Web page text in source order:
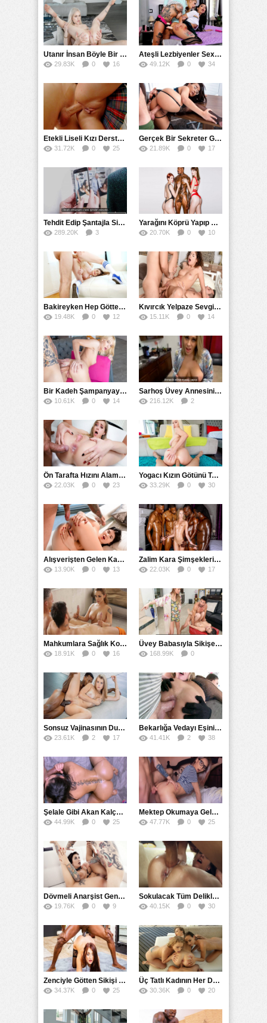
Utanır İnsan Böyle Bir Güzele Götten Sokulur Mu
29.83K 0 16
Ateşli Lezbiyenler Sex Sohbet Numarası
49.12K 0 34
Etekli Liseli Kızı Derste Götten Sikmeye İkna Etti
31.72K 0 25
Gerçek Bir Sekreter Gibi Müdürünün Her İstediğini Yaptı
21.89K 0 17
Tehdit Edip Şantajla Sikiş Sekreter Videosu
289.20K
3
Yarağını Köprü Yapıp Uluslararası Irkları Kaynaştıran Zenci
20.70K 0 10
Bakireyken Hep Götten Sikişen Kız Anal Seksi Özlemiş
19.48K 0 12
Kıvırcık Yelpaze Sevgilisi ve Arkadaşıyla Arkalı Önlü Yellendi
15.11K 0 14
Bir Kadeh Şampanyaya İki Posta Göt Sikişi Aldı
10.61K 0 14
Sarhoş Üvey Annesini Sikmek Zorunda Kalan Genç
216.12K
2
Ön Tarafta Hızını Alamayıp Arkadan İçine Tosladı
22.03K 0 23
Yogacı Kızın Götünü Testere Gibi Damarlı Yarakla Parçaladı
33.29K 0 30
Alışverişten Gelen Karısına Sinirlenip Tersten Domaltıp Düz Sikti
13.90K 0 13
Zalim Kara Şimşeklerin Arasında Yıldırım Çarpması Geçirdi
22.03K 0 17
Mahkumlara Sağlık Kontrolünü Elleriyle Yapan Hemşire
18.91K 0 16
Üvey Babasıyla Sikişen Kız Kardeşine Uydu
168.99K
0
Sonsuz Vajinasının Duvarına Ancak Zenci Yarağıyla Erişti
23.61K 2 17
Bekarlığa Vedayı Eşinin Kuzenlerini Götten Sikerek Yaşadı
41.41K 2 38
Şelale Gibi Akan Kalçalarıyla Parmakları Isırttı
44.99K 0 25
Mektep Okumaya Gelen Üniversitelinin İlk Anal Tecrübesi
47.77K 0 25
Dövmeli Anarşist Gençler Birbirlerini Döverek Sikişirler
19.76K 0 9
Sokulacak Tüm Deliklerin İçine Boşalarak Siken Uzaylı
40.15K 0 30
Zenciyle Götten Sikişi Şana Sandı Ağlayarak İçine Aldı
34.37K 0 25
Üç Tatlı Kadının Her Deliğini Kullanarak Grup Sikişti
30.36K 0 20